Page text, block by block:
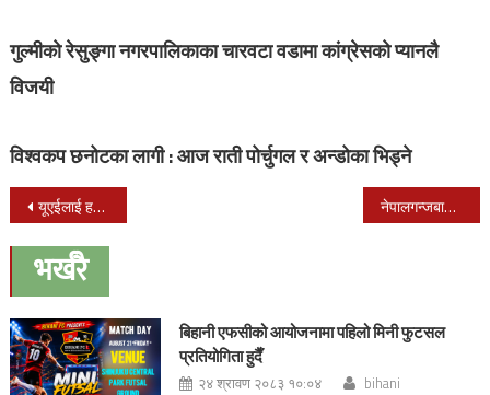
गुल्मीको रेसुङ्गा नगरपालिकाका चारवटा वडामा कांग्रेसको प्यानलै
विजयी
विश्वकप छनोटका लागी : आज राती पोर्चुगल र अन्डोका भिड्ने
Post
navigation
यूएईलाई हराउँदै नेपालले जित्यो एकदिवसीय सिरिज नेपालगन्जबाट दाङ जाँदै गरेको बस लमहिमा दुर्घटना : २५ घाईते
भर्खरै
बिहानी एफसीको आयोजनामा पहिलो मिनी फुटसल
प्रतियोगिता हुदैँ
२४ श्रावण २०८३ १०:०४ bihani